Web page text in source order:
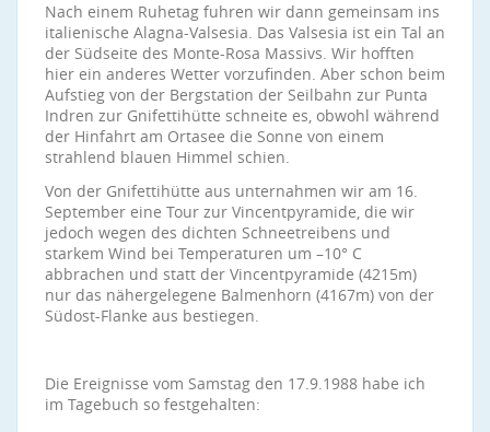
Nach einem Ruhetag fuhren wir dann gemeinsam ins
italienische Alagna-Valsesia. Das Valsesia ist ein Tal an
der Südseite des Monte-Rosa Massivs. Wir hofften
hier ein anderes Wetter vorzufinden. Aber schon beim
Aufstieg von der Bergstation der Seilbahn zur Punta
Indren zur Gnifettihütte schneite es, obwohl während
der Hinfahrt am Ortasee die Sonne von einem
strahlend blauen Himmel schien.
Von der Gnifettihütte aus unternahmen wir am 16.
September eine Tour zur Vincentpyramide, die wir
jedoch wegen des dichten Schneetreibens und
starkem Wind bei Temperaturen um –10° C
abbrachen und statt der Vincentpyramide (4215m)
nur das nähergelegene Balmenhorn (4167m) von der
Südost-Flanke aus bestiegen.
Die Ereignisse vom Samstag den 17.9.1988 habe ich
im Tagebuch so festgehalten: